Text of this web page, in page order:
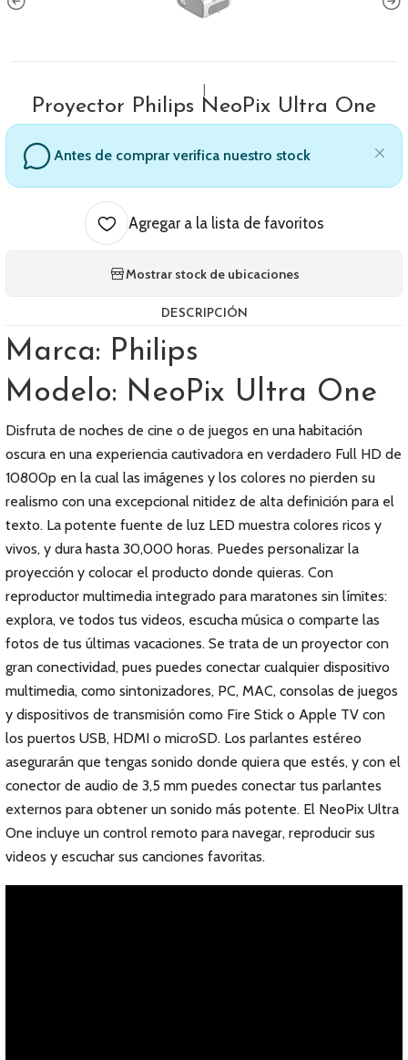
Proyector Philips NeoPix Ultra One
Antes de comprar verifica nuestro stock
Agregar a la lista de favoritos
Mostrar stock de ubicaciones
DESCRIPCIÓN
Marca: Philips
Modelo: NeoPix Ultra One
Disfruta de noches de cine o de juegos en una habitación
oscura en una experiencia cautivadora en verdadero Full HD de
10800p en la cual las imágenes y los colores no pierden su
realismo con una excepcional nitidez de alta definición para el
texto. La potente fuente de luz LED muestra colores ricos y
vivos, y dura hasta 30,000 horas. Puedes personalizar la
proyección y colocar el producto donde quieras. Con
reproductor multimedia integrado para maratones sin límites:
explora, ve todos tus videos, escucha música o comparte las
fotos de tus últimas vacaciones. Se trata de un proyector con
gran conectividad, pues puedes conectar cualquier dispositivo
multimedia, como sintonizadores, PC, MAC, consolas de juegos
y dispositivos de transmisión como Fire Stick o Apple TV con
los puertos USB, HDMI o microSD. Los parlantes estéreo
asegurarán que tengas sonido donde quiera que estés, y con el
conector de audio de 3,5 mm puedes conectar tus parlantes
externos para obtener un sonido más potente. El NeoPix Ultra
One incluye un control remoto para navegar, reproducir sus
videos y escuchar sus canciones favoritas.